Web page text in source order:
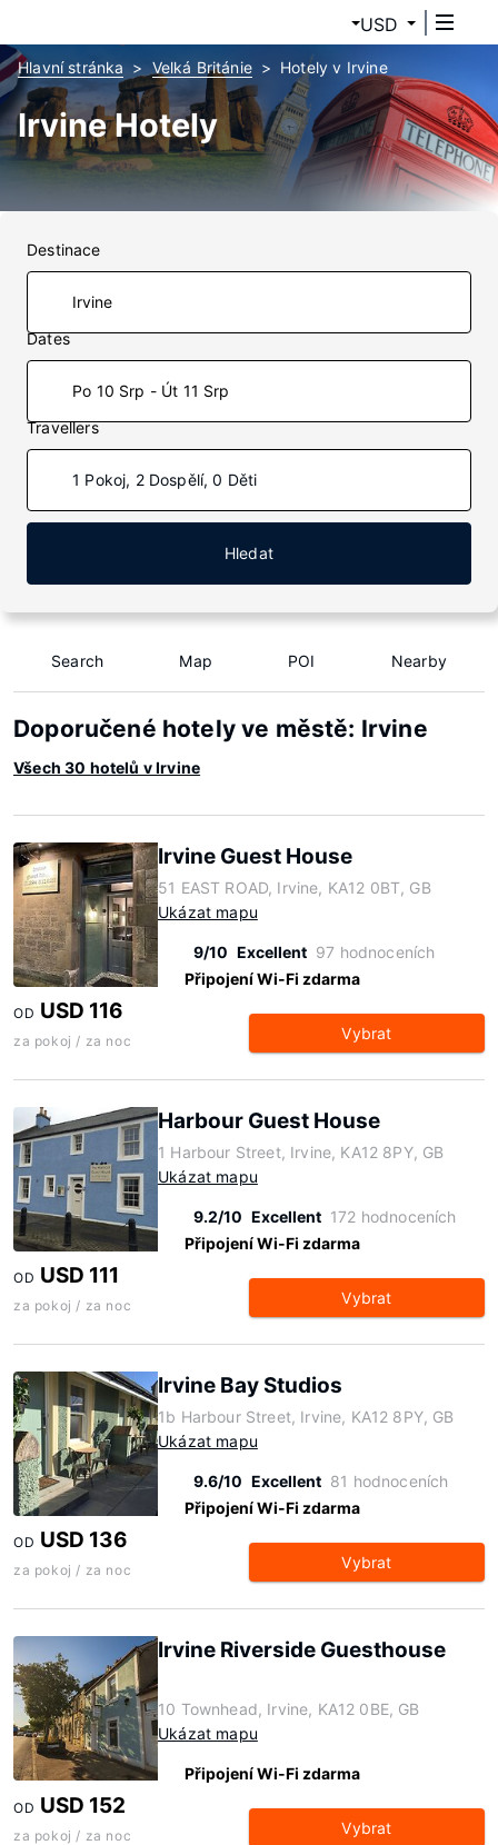
USD
Hlavní stránka Velká Británie Hotely v Irvine
Irvine Hotely
Destinace
Dates
Po 10 Srp - Út 11 Srp
Travellers
1 Pokoj, 2 Dospělí, 0 Děti
Hledat
Search Map POI Nearby
Doporučené hotely ve městě: Irvine
Všech 30 hotelů v Irvine
Irvine Guest House
51 EAST ROAD, Irvine, KA12 0BT, GB
Ukázat mapu
9/10 Excellent 97 hodnoceních
Připojení Wi-Fi zdarma
OD USD 116
za pokoj / za noc Vybrat
Harbour Guest House
1 Harbour Street, Irvine, KA12 8PY, GB
Ukázat mapu
9.2/10 Excellent 172 hodnoceních
Připojení Wi-Fi zdarma
OD USD 111
za pokoj / za noc Vybrat
Irvine Bay Studios
1b Harbour Street, Irvine, KA12 8PY, GB
Ukázat mapu
9.6/10 Excellent 81 hodnoceních
Připojení Wi-Fi zdarma
OD USD 136
za pokoj / za noc Vybrat
Irvine Riverside Guesthouse
10 Townhead, Irvine, KA12 0BE, GB
Ukázat mapu
Připojení Wi-Fi zdarma
OD USD 152
za pokoj / za noc Vybrat